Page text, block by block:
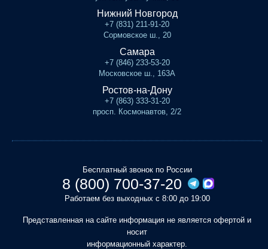
Нижний Новгород
+7 (831) 211-91-20
Сормовское ш., 20
Самара
+7 (846) 233-53-20
Московское ш., 163А
Ростов-на-Дону
+7 (863) 333-31-20
просп. Космонавтов, 2/2
Бесплатный звонок по России
8 (800) 700-37-20
Работаем без выходных с 8:00 до 19:00
Представленная на сайте информация не является офертой и
носит
информационный характер.